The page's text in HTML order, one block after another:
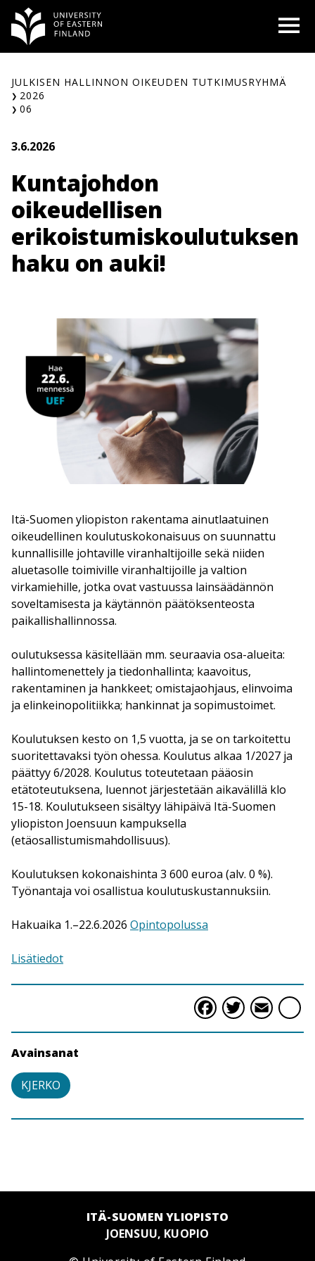
Siirry
sisältöön
JULKISEN HALLINNON OIKEUDEN TUTKIMUSRYHMÄ
2026
06
3.6.2026
Kuntajohdon
oikeudellisen
erikoistumiskoulutuksen
haku on auki!
Itä-Suomen yliopiston rakentama ainutlaatuinen
oikeudellinen koulutuskokonaisuus on suunnattu
kunnallisille johtaville viranhaltijoille sekä niiden
aluetasolle toimiville viranhaltijoille ja valtion
virkamiehille, jotka ovat vastuussa lainsäädännön
soveltamisesta ja käytännön päätöksenteosta
paikallishallinnossa.
oulutuksessa käsitellään mm. seuraavia osa-alueita:
hallintomenettely ja tiedonhallinta; kaavoitus,
rakentaminen ja hankkeet; omistajaohjaus, elinvoima
ja elinkeinopolitiikka; hankinnat ja sopimustoimet.
Koulutuksen kesto on 1,5 vuotta, ja se on tarkoitettu
suoritettavaksi työn ohessa. Koulutus alkaa 1/2027 ja
päättyy 6/2028. Koulutus toteutetaan pääosin
etätoteutuksena, luennot järjestetään aikavälillä klo
15-18. Koulutukseen sisältyy lähipäivä Itä-Suomen
yliopiston Joensuun kampuksella
(etäosallistumismahdollisuus).
Koulutuksen kokonaishinta 3 600 euroa (alv. 0 %).
Työnantaja voi osallistua koulutuskustannuksiin.
Hakuaika 1.–22.6.2026 Opintopolussa
Lisätiedot
Facebook
Avainsanat
KJERKO
ITÄ-SUOMEN YLIOPISTO
JOENSUU, KUOPIO